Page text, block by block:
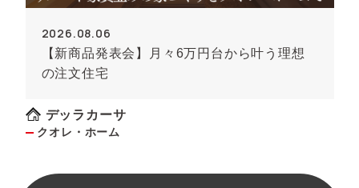
2026.08.06
【新商品発表会】月々6万円台から叶う理想
の注文住宅
デッラカーサ
クオレ・ホーム